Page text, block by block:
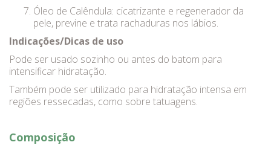
Óleo de Calêndula: cicatrizante e regenerador da
pele, previne e trata rachaduras nos lábios.
Indicações/Dicas de uso
Pode ser usado sozinho ou antes do batom para
intensificar hidratação.
Também pode ser utilizado para hidratação intensa em
regiões ressecadas, como sobre tatuagens.
Composição